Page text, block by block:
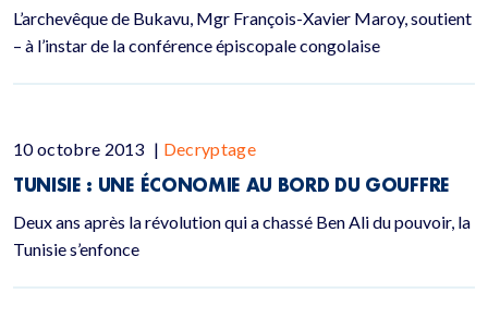
L’archevêque de Bukavu, Mgr François-Xavier Maroy, soutient
– à l’instar de la conférence épiscopale congolaise
10 octobre 2013 | Decryptage
TUNISIE : UNE ÉCONOMIE AU BORD DU GOUFFRE
Deux ans après la révolution qui a chassé Ben Ali du pouvoir, la
Tunisie s’enfonce